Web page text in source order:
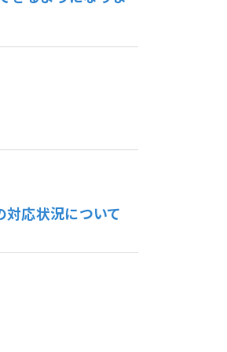
応状況について